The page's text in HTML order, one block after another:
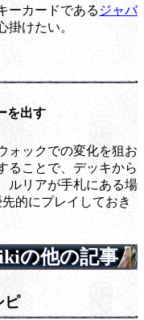
ーカードである ジャバ
掛けたい。
を出す
ォックでの変化を狙お
ることで、デッキから
ルリアが手札にある場
的にプレイしておき
の他の記事
ピ